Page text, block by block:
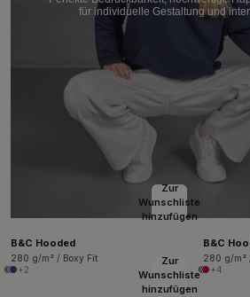
für individuelle Gestaltung und
Zur
Wunschliste
hinzufügen
B&C Hooded
280 g/m² / Boxy Fit
+2
B&C
280 g/m²
+4
Zur
Wunschliste
hinzufügen